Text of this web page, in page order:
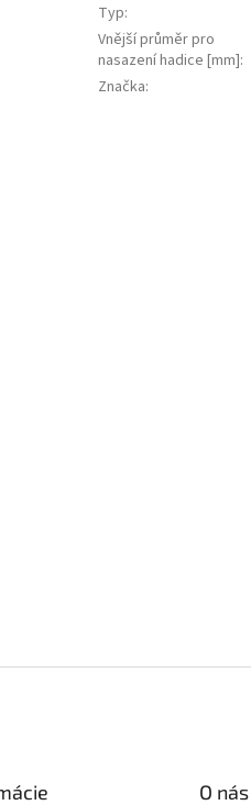
Typ:
Vnější průměr pro
nasazení hadice [mm]:
Značka:
O nás